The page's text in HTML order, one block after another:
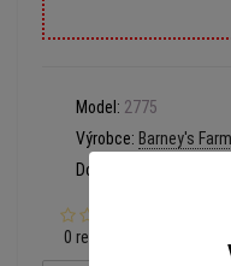
Model: 2775
Výrobce: Barney's Farm
Dostupnost:
0 recenzí